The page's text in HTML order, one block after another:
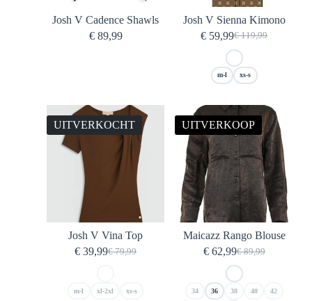
Josh V Cadence Shawls
€89,99
Josh V Sienna Kimono
€119,99
Oorspronkelijke
prijs
was:
€ 119,99.
€ 59,99Huidige
prijs
is:
€ 59,99.
m-l xs-s
UITVERKOCHT
Josh V Vina Top
€79,99
Oorspronkelijke
€ 79,99.
€ 39,99Huidige
€ 39,99.
m-l xl-2xl xs-s
UITVERKOOP
Maicazz Rango Blouse
€89,99
Oorspronkelijke
prijs
was:
€ 89,99.
€62,99Huidige
prijs
is:
€ 62,99.
34 36 38 40 42